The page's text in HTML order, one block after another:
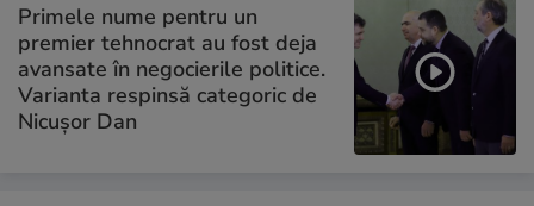
Primele nume pentru un
premier tehnocrat au fost deja
avansate în negocierile politice.
Varianta respinsă categoric de
Nicușor Dan